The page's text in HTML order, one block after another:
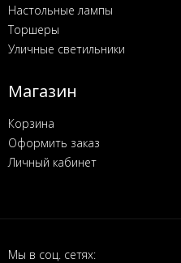
Настольные лампы
Торшеры
Уличные светильники
Магазин
Корзина
Оформить заказ
Личный кабинет
Мы в соц. сетях